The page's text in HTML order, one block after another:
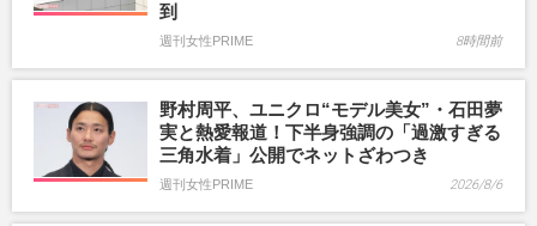
到
週刊女性PRIME 8時間前
野村周平、ユニクロ“モデル美女”・石田夢
実と熱愛報道！下半身強調の「過激すぎる
三角水着」公開でネットざわつき
週刊女性PRIME 2026/8/6